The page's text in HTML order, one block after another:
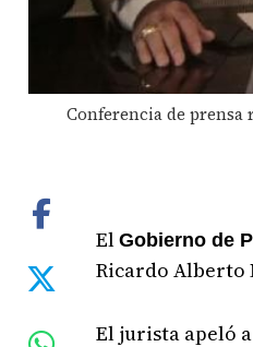
Conferencia de
ElGobierno de
Ricardo
El jurista apeló